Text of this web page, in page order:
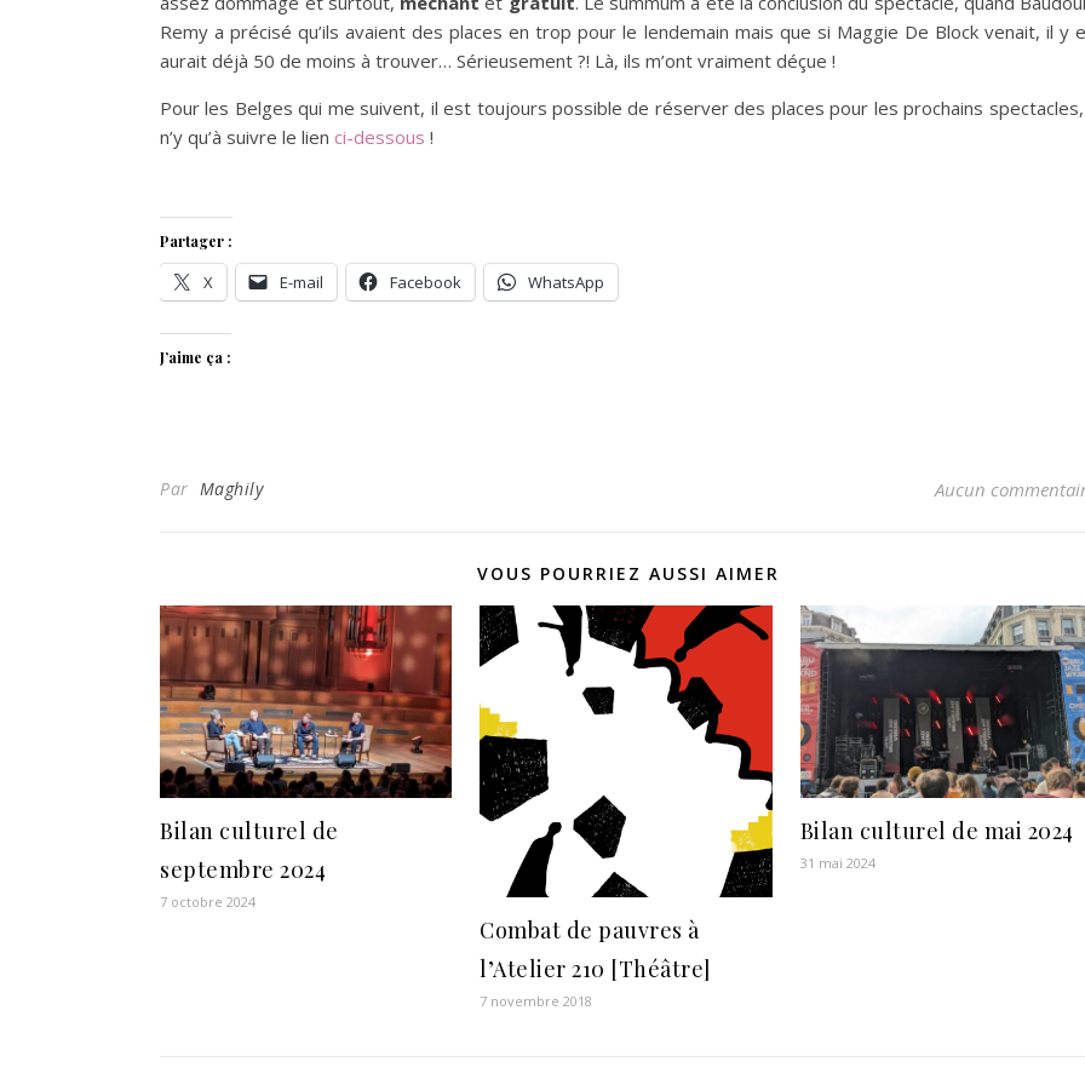
Remy a précisé qu’ils avaient des places en trop pour le lendemain mais que si Maggie De Block venait, il y
aurait déjà 50 de moins à trouver… Sérieusement ?! Là, ils m’ont vraiment déçue !
Pour les Belges qui me suivent, il est toujours possible de réserver des places pour les prochains spectacles,
n’y qu’à suivre le lien ci-dessous !
Partager :
X E-mail Facebook WhatsApp
J’aime ça :
Par Maghily Aucun
VOUS POURRIEZ AUSSI AIMER
Bilan culturel de
septembre 2024
7 octobre 2024
Combat de pauvres à
l’Atelier 210 [Théâtre]
7 novembre 2018
Bilan culturel de mai 2024
31 mai 2024